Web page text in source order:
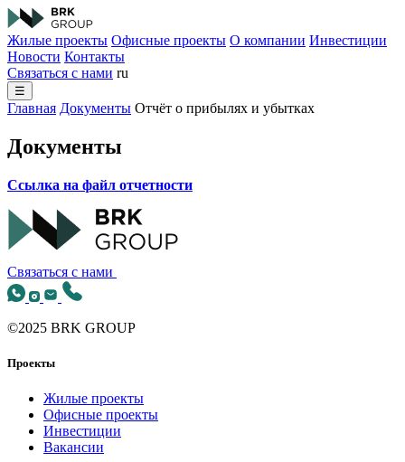
Жилые проекты Офисные проекты О компании Инвестиции
Новости Контакты
Связаться с нами ru
☰
Главная Документы Отчёт о прибылях и убытках
Документы
Ссылка на файл отчетности
Связаться с нами
©2025 BRK GROUP
Проекты
Жилые проекты
Офисные проекты
Инвестиции
Вакансии